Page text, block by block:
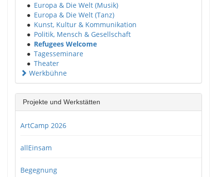
● Europa & Die Welt (Musik)
● Europa & Die Welt (Tanz)
● Kunst, Kultur & Kommunikation
● Politik, Mensch & Gesellschaft
● Refugees Welcome
● Tagesseminare
● Theater
Werkbühne
Projekte und Werkstätten
ArtCamp 2026
allEinsam
Begegnung